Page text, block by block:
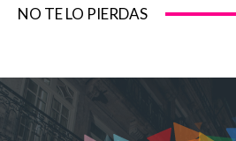
NO TE LO PIERDAS